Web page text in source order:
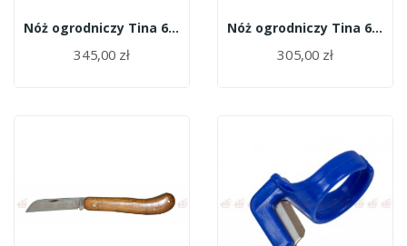
Nóż ogrodniczy Tina 626/11
345,00 zł
Nóż ogrodniczy Tina 620/10
305,00 zł